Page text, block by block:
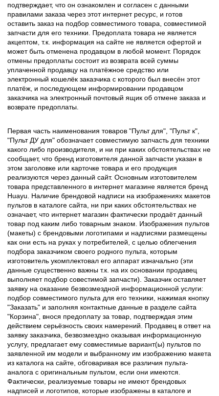
подтверждает, что он ознакомлен и согласен с данными
правилами заказа через этот интернет ресурс, и готов
оставить заказ на подбор совместимого товара, совместимой
запчасти для его техники. Предоплата товара не является
акцептом, т.к. информация на сайте не является офертой и
может быть отменена продавцом в любой момент. Порядок
отмены предоплаты состоит из возврата всей суммы
уплаченной продавцу на платёжное средство или
электронный кошелёк заказчика с которого был внесён этот
платёж, и последующем информировании продавцом
заказчика на электронный почтовый ящик об отмене заказа и
возврате предоплаты.
Первая часть наименования товаров "Пульт для", "Пульт к",
"Пульт ДУ для" обозначает совместимую запчасть для техники
какого либо производителя, и ни при каких обстоятельствах не
сообщает, что бренд изготовителя данной запчасти указан в
этом заголовке или карточке товара и его продукция
реализуются через данный сайт. Основным изготовителем
товара представленного в интернет магазине является бренд
Huayu. Наличие брендовой надписи на изображениях макетов
пультов в каталоге сайта, ни при каких обстоятельствах не
означает, что интернет магазин фактически продаёт данный
товар под каким либо товарным знаком. Изображения пультов
(макеты) с брендовыми логотипами и надписями размещены
как они есть на руках у потребителей, с целью облегчения
подбора заказчиком своего родного пульта, которым
изготовитель укомплектовал его аппарат изначально (эти
данные существенно важны т.к. на их основании продавец
выполняет подбор совестимой запчасти). Заказчик оставляет
заявку на оказание безвозмездной информационной услуги:
подбор совместимого пульта для его техники, нажимая кнопку
"Заказать" и заполняя контактные данные в разделе сайта
"Корзина", внося предоплату за товар, подтверждая этим
действием серьёзность своих намерений. Продавец в ответ на
заявку заказчика, безвозмездно оказывая информационную
услугу, предлагает ему совместимые вариант(ы) пультов по
заявленной им модели и выбранному им изображению макета
из каталога на сайте, обговаривая все различия пульта-
аналога с оригинальным пультом, если они имеются.
Фактически, реализуемые товары не имеют брендовых
надписей и логотипов, которые изображены в каталоге и